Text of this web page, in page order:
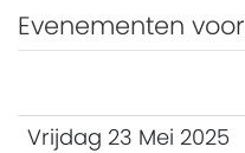
Evenementen voor
Vrijdag 23 Mei 2025